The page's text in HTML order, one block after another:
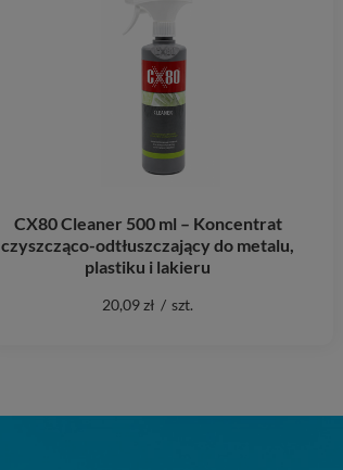
CX80 Cleaner 500 ml – Koncentrat
czyszcząco-odtłuszczający do metalu,
plastiku i lakieru
20,09 zł / szt.